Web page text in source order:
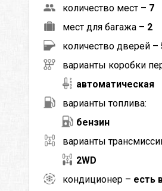
количество мест – 7
мест для багажа – 2
количество дверей –
варианты коробки
автоматическая
варианты топлива:
бензин
варианты
2WD
кондиционер – есть